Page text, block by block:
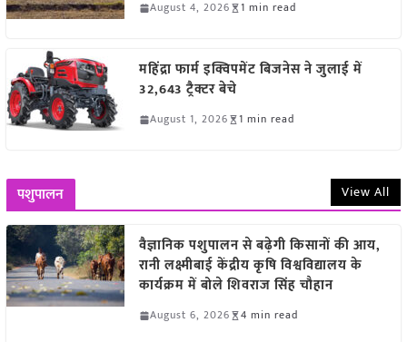
August 4, 2026 1 min read
महिंद्रा फार्म इक्विपमेंट बिजनेस ने जुलाई में
32,643 ट्रैक्टर बेचे
August 1, 2026 1 min read
पशुपालन View All
वैज्ञानिक पशुपालन से बढ़ेगी किसानों की आय,
रानी लक्ष्मीबाई केंद्रीय कृषि विश्वविद्यालय के
कार्यक्रम में बोले शिवराज सिंह चौहान
August 6, 2026 4 min read